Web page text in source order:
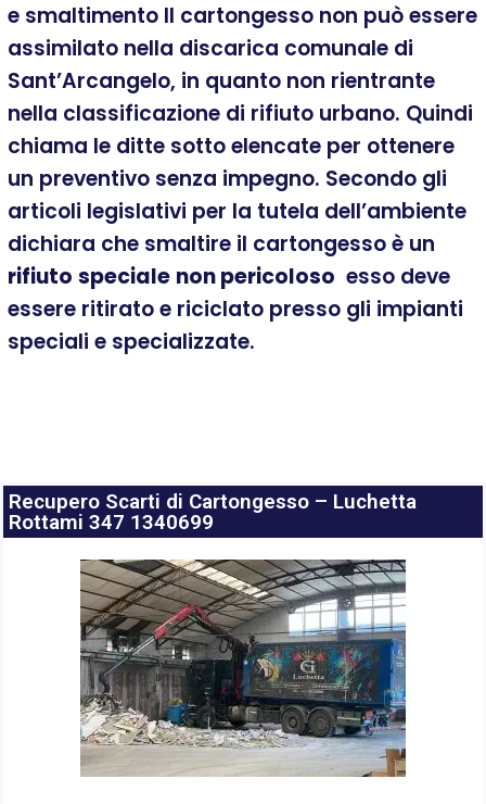
e smaltimento Il cartongesso non può essere
assimilato nella discarica comunale di
Sant’Arcangelo, in quanto non rientrante
nella classificazione di rifiuto urbano. Quindi
chiama le ditte sotto elencate per ottenere
un preventivo senza impegno. Secondo gli
articoli legislativi per la tutela dell’ambiente
dichiara che smaltire il cartongesso è un
rifiuto speciale non pericoloso esso deve
essere ritirato e riciclato presso gli impianti
speciali e specializzate.
Recupero Scarti di Cartongesso – Luchetta
Rottami 347 1340699